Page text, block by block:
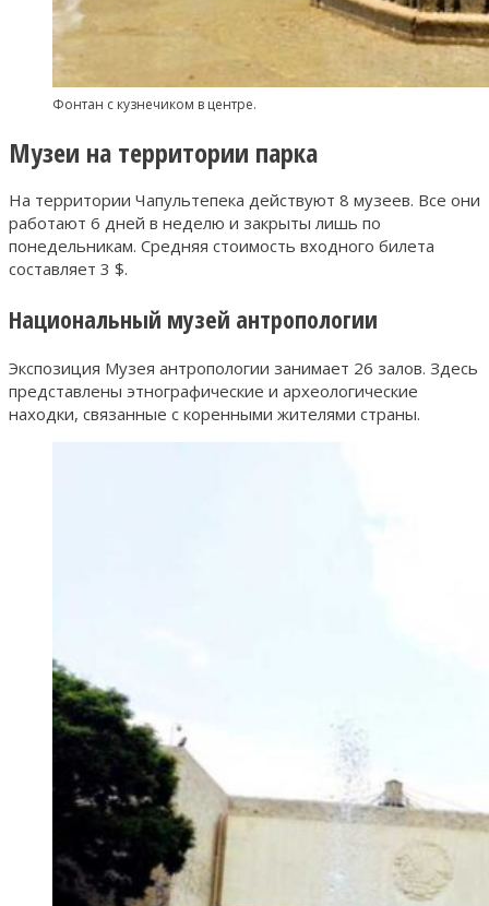
Фонтан с кузнечиком в центре.
Музеи на территории парка
На территории Чапультепека действуют 8 музеев. Все они
работают 6 дней в неделю и закрыты лишь по
понедельникам. Средняя стоимость входного билета
составляет 3 $.
Национальный музей антропологии
Экспозиция Музея антропологии занимает 26 залов. Здесь
представлены этнографические и археологические
находки, связанные с коренными жителями страны.